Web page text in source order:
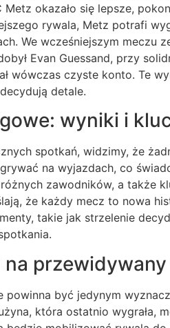
okazało się lepsze,
rywala, Metz potrafi
We wcześniejszym meczu
Evan Guessand, przy
wówczas czyste konto. Te
detale.
wyniki i
spotkań, widzimy, że
na wyjazdach, co
zawodników, a także
że każdy mecz to nowa
takie jak strzelenie
na
być jedynym
która ostatnio wygrała,